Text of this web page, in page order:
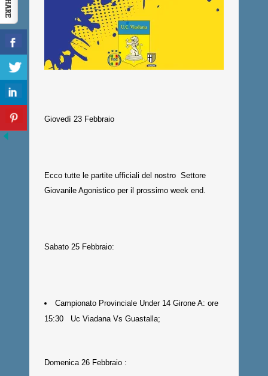
Giovedì 23 Febbraio
Ecco tutte le partite ufficiali del nostro Settore
Giovanile Agonistico per il prossimo week end.
Sabato 25 Febbraio:
Campionato Provinciale Under 14 Girone A: ore
15:30 Uc Viadana Vs Guastalla;
Domenica 26 Febbraio :